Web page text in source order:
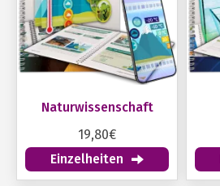
Naturwissenschaft
19,80€
Einzelheiten